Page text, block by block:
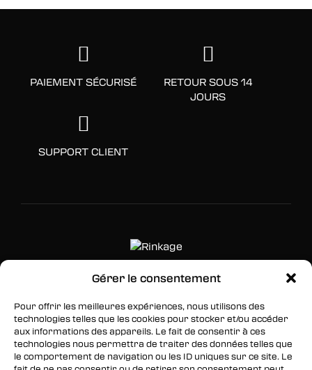
Gérer le consentement
Pour offrir les meilleures expériences, nous utilisons des
technologies telles que les cookies pour stocker et/ou accéder
aux informations des appareils. Le fait de consentir à ces
technologies nous permettra de traiter des données telles que
le comportement de navigation ou les ID uniques sur ce site. Le
PAIEMENT SÉCURISÉ
RETOUR SOUS 14
JOURS
SUPPORT CLIENT
Facebook
Twitter